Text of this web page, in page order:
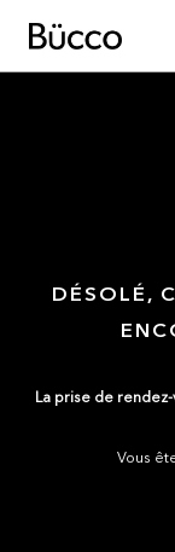
DÉSOLÉ,
La prise de
Vous